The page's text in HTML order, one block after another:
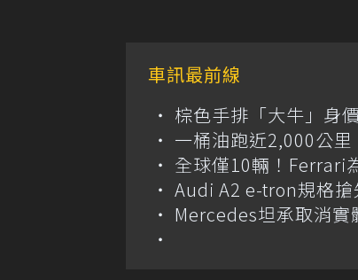
車訊最前線
棕色手排「大牛」身
一桶油跑近2,000公
全球僅10輛！Ferrari
Audi A2 e-tron規格搶
Mercedes坦承取消